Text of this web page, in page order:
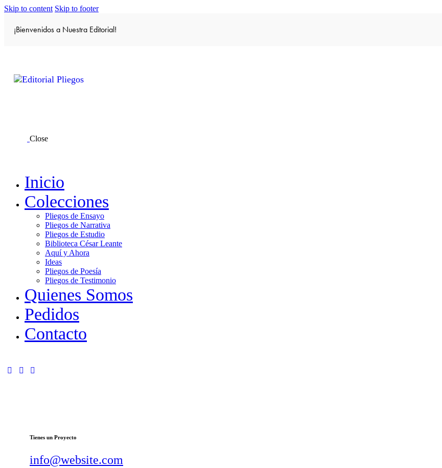
Skip to content Skip to footer
¡Bienvenidos a Nuestra Editorial!
Close
Inicio
Colecciones
Pliegos de Ensayo
Pliegos de Narrativa
Pliegos de Estudio
Biblioteca César Leante
Aquí y Ahora
Ideas
Pliegos de Poesía
Pliegos de Testimonio
Quienes Somos
Pedidos
Contacto
Tienes un Proyecto
info@website.com